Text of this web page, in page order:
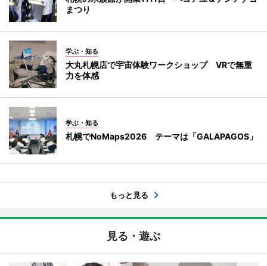
まつり
学ぶ・知る
大丸札幌店で宇宙体験ワークショップ VRで無重
力を体感
学ぶ・知る
札幌でNoMaps2026 テーマは「GALAPAGOS」
もっと見る
見る・遊ぶ